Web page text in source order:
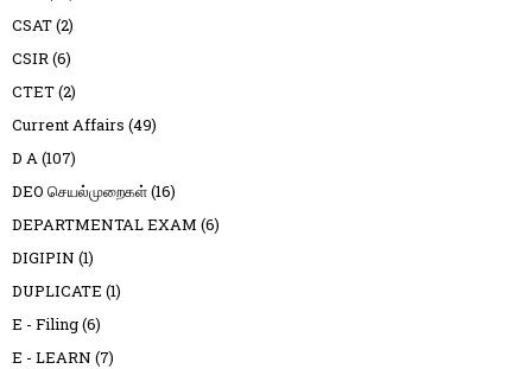
CSAT(2)
CSIR(6)
CTET(2)
Current Affairs (49)
D A(107)
DEO செயல்முறைகள்(16)
DEPARTMENTAL EXAM (6)
DIGIPIN (1)
DUPLICATE (1)
E - Filing(6)
E - LEARN (7)